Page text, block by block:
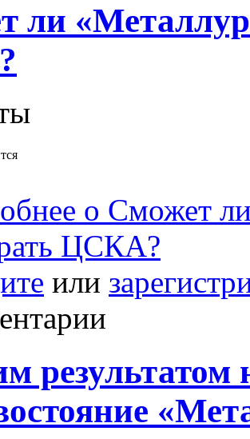
ли
о Сможет
ЦСКА?
или
результатом